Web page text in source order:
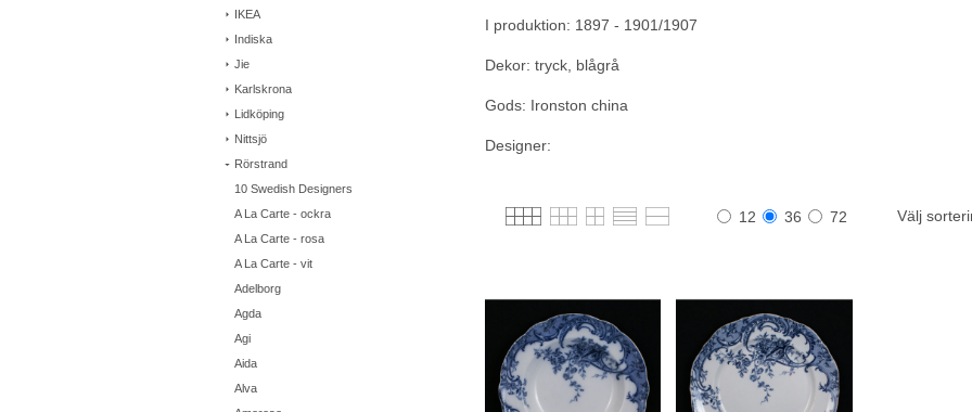
IKEA
Indiska
Jie
Karlskrona
Lidköping
Nittsjö
Rörstrand
10 Swedish Designers
A La Carte - ockra
A La Carte - rosa
A La Carte - vit
Adelborg
Agda
Agi
Aida
Alva
I produktion: 1897 - 1901/1907
Dekor: tryck, blågrå
Gods: Ironston china
Designer:
12 36 72 Välj